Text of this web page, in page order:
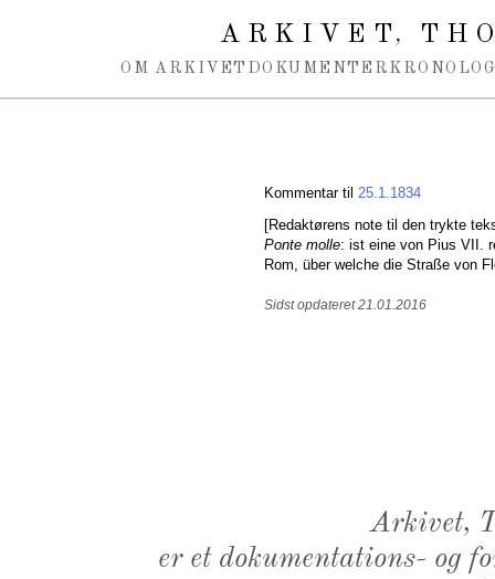
ARKIVET,
OM ARKIVET DOKUMENTER
Kommentar til 25.1.1834
[Redaktørens note til den trykte
Ponte molle: ist eine von Pius VII.
Rom, über welche die Straße von
Sidst opdateret 21.01.2016
Arkivet,
er et dokumentations- og